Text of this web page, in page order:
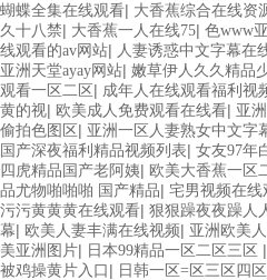
蝴蝶全集在线观看| 大香蕉综合在线资
久十八禁| 大香蕉一人在线75| 色www
线观看的av网站| 人妻诱惑中文字幕在
亚洲天堂ayay网站| 嫩草伊人久久精品
观看一区二区 | 成年人在线观看福利视
黄的视| 欧美成人免费观看在线看| 亚
偷拍色图区 | 亚洲一区人妻熟女中文字
国产深夜福利精品视频列表| 女友97年
四虎精品国产老阿姨| 欧美大香蕉一区
品尤物啪啪啪 国产精品| 宅男视频在线
污污黄黄黄在线观看| 狠狠躁夜夜躁人
幕| 欧美人妻丰满在线视频| 亚洲欧美
美亚洲图片| 日本99精品一区二区三区 |
被鸡操黄片入口 | 日韩一区=区三区四区